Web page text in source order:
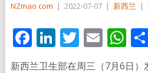
NZmao com | 2022-07-07 | 新西兰 |
Facebook
LinkedIn
Twitter
新西兰卫生部在周三（7月6日